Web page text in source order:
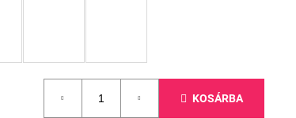
KOSÁRBA